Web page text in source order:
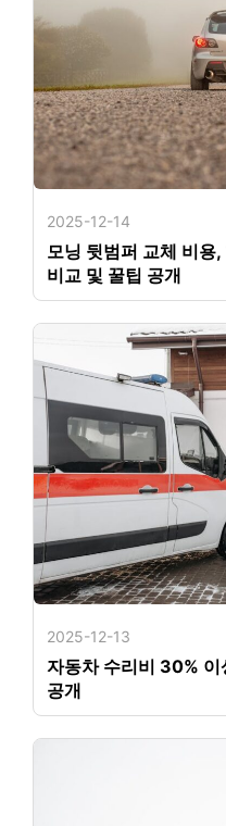
2025-12-14
모닝 뒷범퍼 교체 비용
비교 및 꿀팁 공개
2025-12-13
자동차 수리비 30% 이
공개